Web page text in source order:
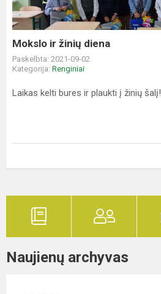
Mokslo ir žinių diena
Paskelbta: 2021-09-02
Kategorija: Renginiai
Laikas kelti bures ir plaukti į žinių šalį!
Naujienų archyvas